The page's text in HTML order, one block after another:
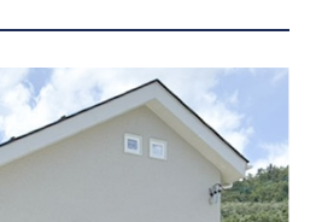
どのお部屋からもバルコニ